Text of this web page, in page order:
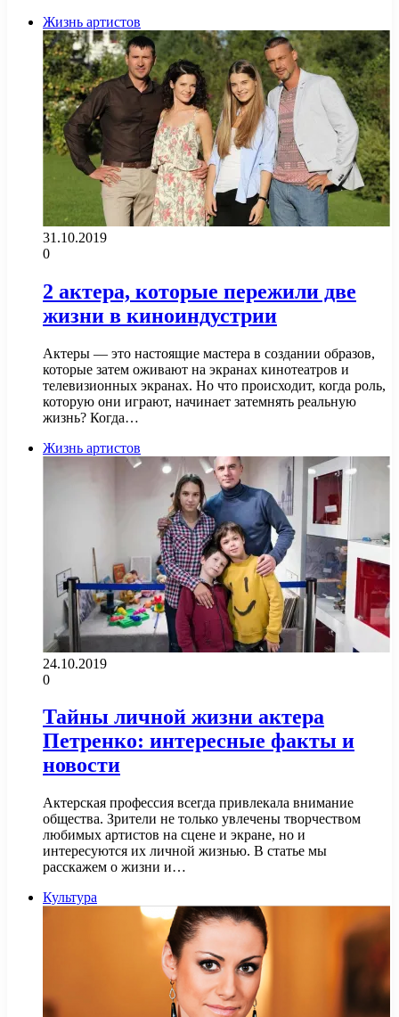
Жизнь артистов
31.10.2019
0
2 актера, которые пережили две
жизни в киноиндустрии
Актеры — это настоящие мастера в создании образов,
которые затем оживают на экранах кинотеатров и
телевизионных экранах. Но что происходит, когда роль,
которую они играют, начинает затемнять реальную
жизнь? Когда…
Жизнь артистов
24.10.2019
0
Тайны личной жизни актера
Петренко: интересные факты и
новости
Актерская профессия всегда привлекала внимание
общества. Зрители не только увлечены творчеством
любимых артистов на сцене и экране, но и
интересуются их личной жизнью. В статье мы
расскажем о жизни и…
Культура